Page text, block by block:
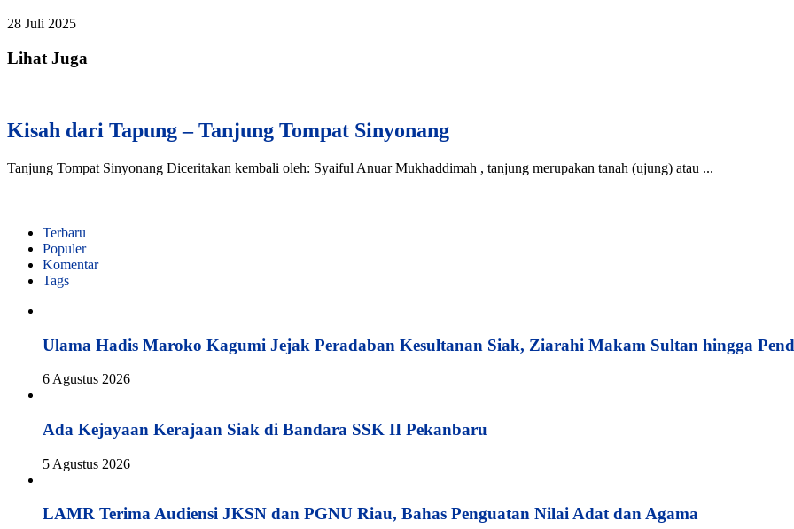
28 Juli 2025
Lihat Juga
Kisah dari Tapung – Tanjung Tompat Sinyonang
Tanjung Tompat Sinyonang Diceritakan kembali oleh: Syaiful Anuar Mukhaddimah , tanjung merupakan tanah (ujung) atau ...
Terbaru
Populer
Komentar
Tags
Ulama Hadis Maroko Kagumi Jejak Peradaban Kesultanan Siak, Ziarahi Makam Sultan hingga
6 Agustus 2026
Ada Kejayaan Kerajaan Siak di Bandara SSK II Pekanbaru
5 Agustus 2026
LAMR Terima Audiensi JKSN dan PGNU Riau, Bahas Penguatan Nilai Adat dan Agama